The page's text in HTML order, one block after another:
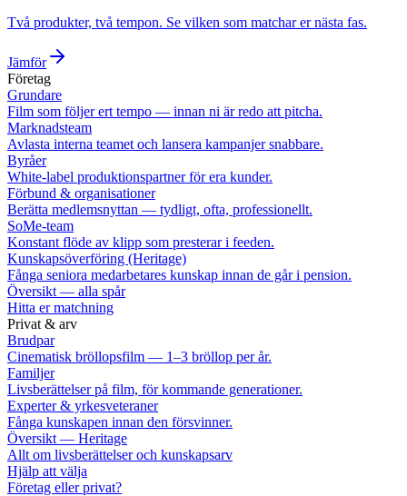
Två produkter, två tempon. Se vilken som matchar er nästa fas.
Jämför
Företag
Grundare
Film som följer ert tempo — innan ni är redo att pitcha.
Marknadsteam
Avlasta interna teamet och lansera kampanjer snabbare.
Byråer
White-label produktionspartner för era kunder.
Förbund & organisationer
Berätta medlemsnyttan — tydligt, ofta, professionellt.
SoMe-team
Konstant flöde av klipp som presterar i feeden.
Kunskapsöverföring (Heritage)
Fånga seniora medarbetares kunskap innan de går i pension.
Översikt — alla spår
Hitta er matchning
Privat & arv
Brudpar
Cinematisk bröllopsfilm — 1–3 bröllop per år.
Familjer
Livsberättelser på film, för kommande generationer.
Experter & yrkesveteraner
Fånga kunskapen innan den försvinner.
Översikt — Heritage
Allt om livsberättelser och kunskapsarv
Hjälp att välja
Företag eller privat?